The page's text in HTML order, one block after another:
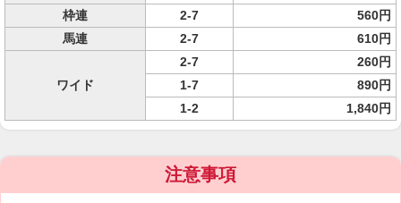
枠連
2-7
560円
馬連
2-7 610円
ワイド
2-7
260円
1-7
890円
1-2
1,840円
注意事項